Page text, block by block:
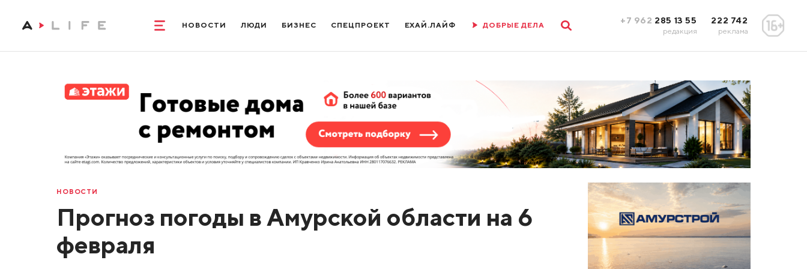
НОВОСТИ ЛЮДИ БИЗНЕС СПЕЦПРОЕКТ ЕХАЙ.ЛАЙФ ДОБРЫЕ ДЕЛА +7 962 285 13 55
редакция
222 742
реклама
НОВОСТИ
Прогноз погоды в Амурской области на 6
февраля